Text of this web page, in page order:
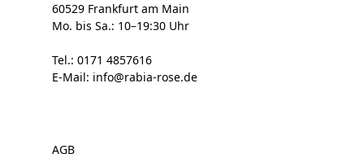
60529 Frankfurt am Main
Mo. bis Sa.: 10–19:30 Uhr
Tel.: 0171 4857616
E-Mail: info@rabia-rose.de
AGB